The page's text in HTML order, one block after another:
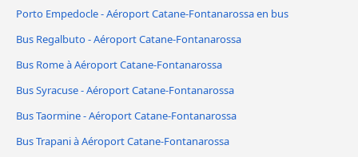
Porto Empedocle - Aéroport Catane-Fontanarossa en bus
Bus Regalbuto - Aéroport Catane-Fontanarossa
Bus Rome à Aéroport Catane-Fontanarossa
Bus Syracuse - Aéroport Catane-Fontanarossa
Bus Taormine - Aéroport Catane-Fontanarossa
Bus Trapani à Aéroport Catane-Fontanarossa